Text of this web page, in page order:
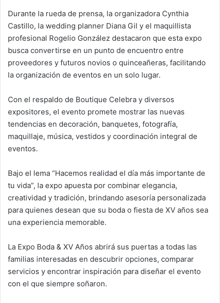
Durante la rueda de prensa, la organizadora Cynthia
Castillo, la wedding planner Diana Gil y el maquillista
profesional Rogelio González destacaron que esta expo
busca convertirse en un punto de encuentro entre
proveedores y futuros novios o quinceañeras, facilitando
la organización de eventos en un solo lugar.
Con el respaldo de Boutique Celebra y diversos
expositores, el evento promete mostrar las nuevas
tendencias en decoración, banquetes, fotografía,
maquillaje, música, vestidos y coordinación integral de
eventos.
Bajo el lema “Hacemos realidad el día más importante de
tu vida”, la expo apuesta por combinar elegancia,
creatividad y tradición, brindando asesoría personalizada
para quienes desean que su boda o fiesta de XV años sea
una experiencia memorable.
La Expo Boda & XV Años abrirá sus puertas a todas las
familias interesadas en descubrir opciones, comparar
servicios y encontrar inspiración para diseñar el evento
con el que siempre soñaron.